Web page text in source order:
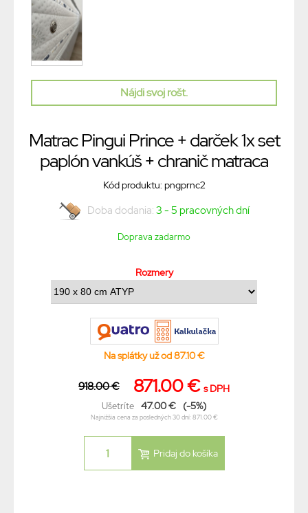
Nájdi svoj rošt.
Matrac Pingui Prince + darček 1x set
paplón vankúš + chranič matraca
Kód produktu: pngprnc2
Doba dodania: 3 - 5 pracovných dní
Doprava zadarmo
Rozmery
Na splátky už od 87.10 €
918.00 € 871.00 € s DPH
Ušetríte 47.00 € (-5%)
Najnižšia cena za posledných 30 dní: 871.00 €